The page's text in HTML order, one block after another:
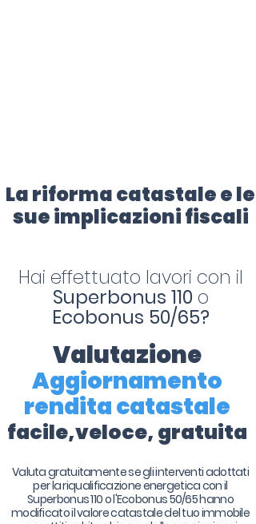
La riforma catastale e le
sue implicazioni fiscali
Hai effettuato lavori con il
Superbonus 110 o
Ecobonus 50/65?
Valutazione
Aggiornamento
rendita catastale
facile,veloce, gratuita
Valuta gratuitamente se gli interventi adottati
per la riqualificazione energetica con il
Superbonus 110 o l'Ecobonus 50/65 hanno
modificato il valore catastale del tuo immobile